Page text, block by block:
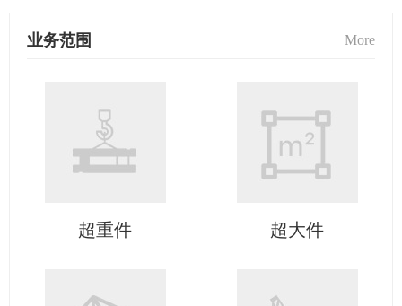
业务范围 More
超重件 超大件